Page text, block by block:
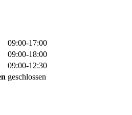
09:00-17:00
09:00-18:00
09:00-12:30
geschlossen